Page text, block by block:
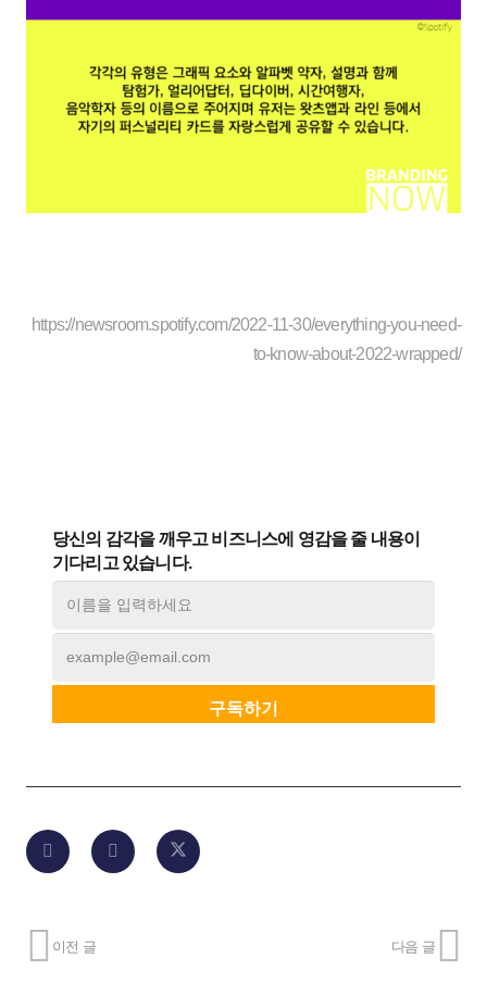
https://newsroom.spotify.com/2022-11-30/everything-you-need-
to-know-about-2022-wrapped/
당신의 감각을 깨우고 비즈니스에 영감을 줄 내용이
기다리고 있습니다.
이전 글 다음 글